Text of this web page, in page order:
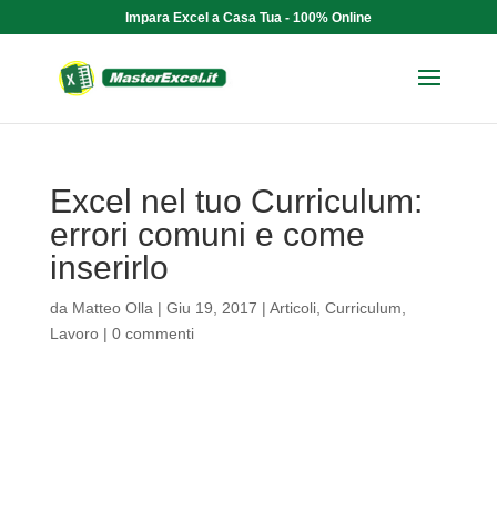
Impara Excel a Casa Tua - 100% Online
Excel nel tuo Curriculum:
errori comuni e come
inserirlo
da Matteo Olla | Giu 19, 2017 | Articoli, Curriculum
Lavoro| 0 commenti